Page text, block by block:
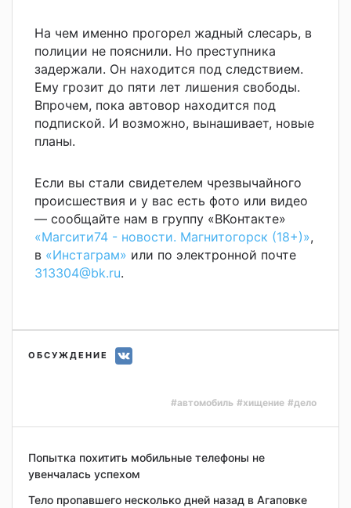
На чем именно прогорел жадный слесарь, в
полиции не пояснили. Но преступника
задержали. Он находится под следствием.
Ему грозит до пяти лет лишения свободы.
Впрочем, пока автовор находится под
подпиской. И возможно, вынашивает, новые
планы.
Если вы стали свидетелем чрезвычайного
происшествия и у вас есть фото или видео
— сообщайте нам в группу «ВКонтакте»
«Магсити74 - новости. Магнитогорск (18+)»,
в «Инстаграм» или по электронной почте
313304@bk.ru.
ОБСУЖДЕНИЕ
#автомобиль #хищение #дело
Попытка похитить мобильные телефоны не
увенчалась успехом
Тело пропавшего несколько дней назад в Агаповке